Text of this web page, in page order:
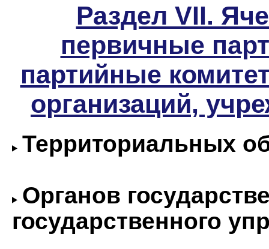
Раздел VII.
первичные
партийные
организаций,
Территориальных
Органов
государственного